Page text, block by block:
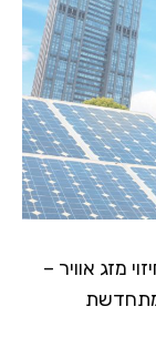
מזג אוויר –